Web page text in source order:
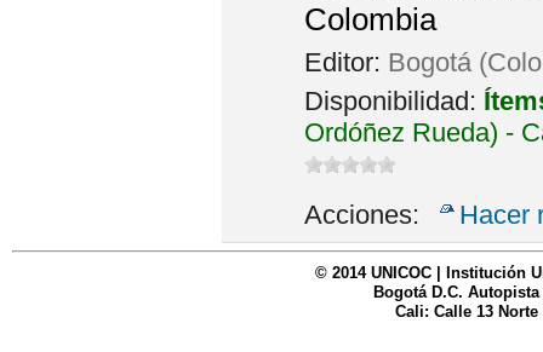
Colombia
Editor: Bogotá
Disponibilidad:
Ordóñez Rueda) -
Acciones: Hacer
© 2014 UNICOC | Institución
Bogotá D.C. Autopista
Cali: Calle 13 Norte